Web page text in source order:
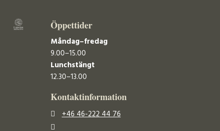
Öppettider
Måndag–fredag
9.00–15.00
Lunchstängt
12.30–13.00
Kontaktinformation
+46 46-222 44 76